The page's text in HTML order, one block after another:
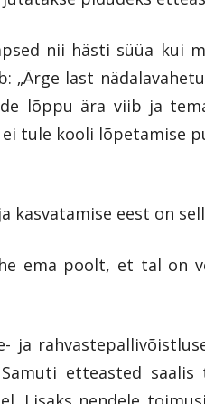
nii hästi süüa
„Ärge last
lõppu ära viib ja
tule kooli lõpetamise
kasvatamise eest on
ema poolt, et tal on
ja
etteasted